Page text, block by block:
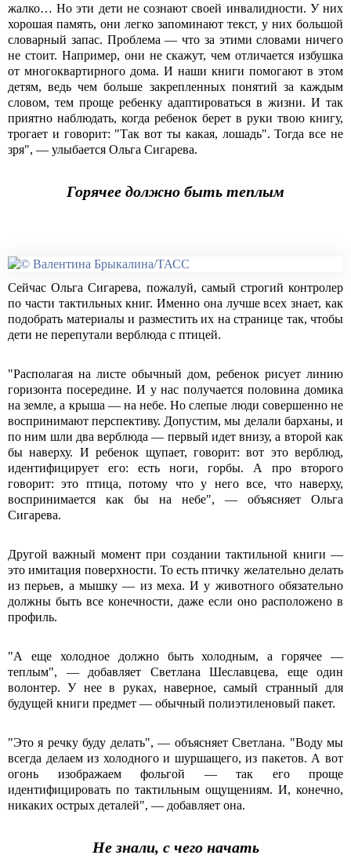
жалко… Но эти дети не сознают своей инвалидности. У них
хорошая память, они легко запоминают текст, у них большой
словарный запас. Проблема — что за этими словами ничего
не стоит. Например, они не скажут, чем отличается избушка
от многоквартирного дома. И наши книги помогают в этом
детям, ведь чем больше закрепленных понятий за каждым
словом, тем проще ребенку адаптироваться в жизни. И так
приятно наблюдать, когда ребенок берет в руки твою книгу,
трогает и говорит: "Так вот ты какая, лошадь". Тогда все не
зря", — улыбается Ольга Сигарева.
Горячее должно быть теплым
Сейчас Ольга Сигарева, пожалуй, самый строгий контролер
по части тактильных книг. Именно она лучше всех знает, как
подобрать материалы и разместить их на странице так, чтобы
дети не перепутали верблюда с птицей.
"Располагая на листе обычный дом, ребенок рисует линию
горизонта посередине. И у нас получается половина домика
на земле, а крыша — на небе. Но слепые люди совершенно не
воспринимают перспективу. Допустим, мы делали барханы, и
по ним шли два верблюда — первый идет внизу, а второй как
бы наверху. И ребенок щупает, говорит: вот это верблюд,
идентифицирует его: есть ноги, горбы. А про второго
говорит: это птица, потому что у него все, что наверху,
воспринимается как бы на небе", — объясняет Ольга
Сигарева.
Другой важный момент при создании тактильной книги —
это имитация поверхности. То есть птичку желательно делать
из перьев, а мышку — из меха. И у животного обязательно
должны быть все конечности, даже если оно расположено в
профиль.
"А еще холодное должно быть холодным, а горячее —
теплым", — добавляет Светлана Шеславцева, еще один
волонтер. У нее в руках, наверное, самый странный для
будущей книги предмет — обычный полиэтиленовый пакет.
"Это я речку буду делать", — объясняет Светлана. "Воду мы
всегда делаем из холодного и шуршащего, из пакетов. А вот
огонь изображаем фольгой — так его проще
идентифицировать по тактильным ощущениям. И, конечно,
никаких острых деталей", — добавляет она.
Не знали, с чего начать